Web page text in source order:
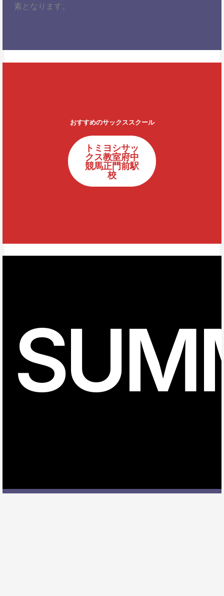
素となります。
おすすめのサックススクール
トミヨシサッ
クス教室府中
競馬正門前駅
校